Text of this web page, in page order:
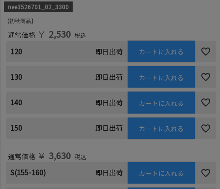
nee3526701_02_3300
初秋商品
通常価格 ￥ 2,530 税込
120 即日出荷 カートに入れる
130 即日出荷 カートに入れる
140 即日出荷 カートに入れる
150 即日出荷 カートに入れる
通常価格 ￥ 3,630 税込
S(155-160) 即日出荷 カートに入れる